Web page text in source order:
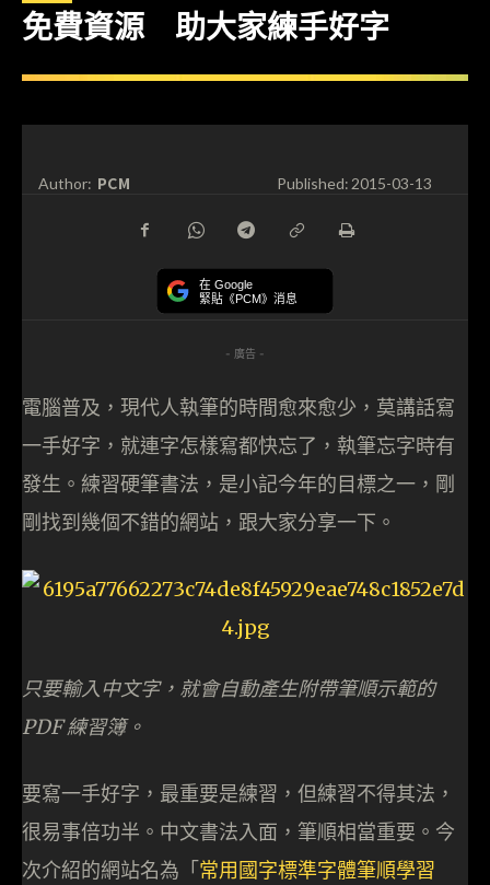
免費資源 助大家練手好字
Author: PCM Published:2015-03-13
在 Google
緊貼《PCM》消息
- 廣告 -
電腦普及，現代人執筆的時間愈來愈少，莫講話寫
一手好字，就連字怎樣寫都快忘了，執筆忘字時有
發生。練習硬筆書法，是小記今年的目標之一，剛
剛找到幾個不錯的網站，跟大家分享一下。
只要輸入中文字，就會自動產生附帶筆順示範的
PDF 練習簿。
要寫一手好字，最重要是練習，但練習不得其法，
很易事倍功半。中文書法入面，筆順相當重要。今
次介紹的網站名為「常用國字標準字體筆順學習